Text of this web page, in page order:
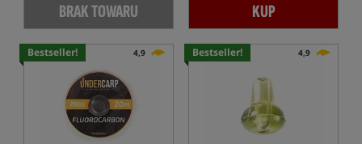
BRAK TOWARU KUP
Bestseller! 4,9 Bestseller! 4,9